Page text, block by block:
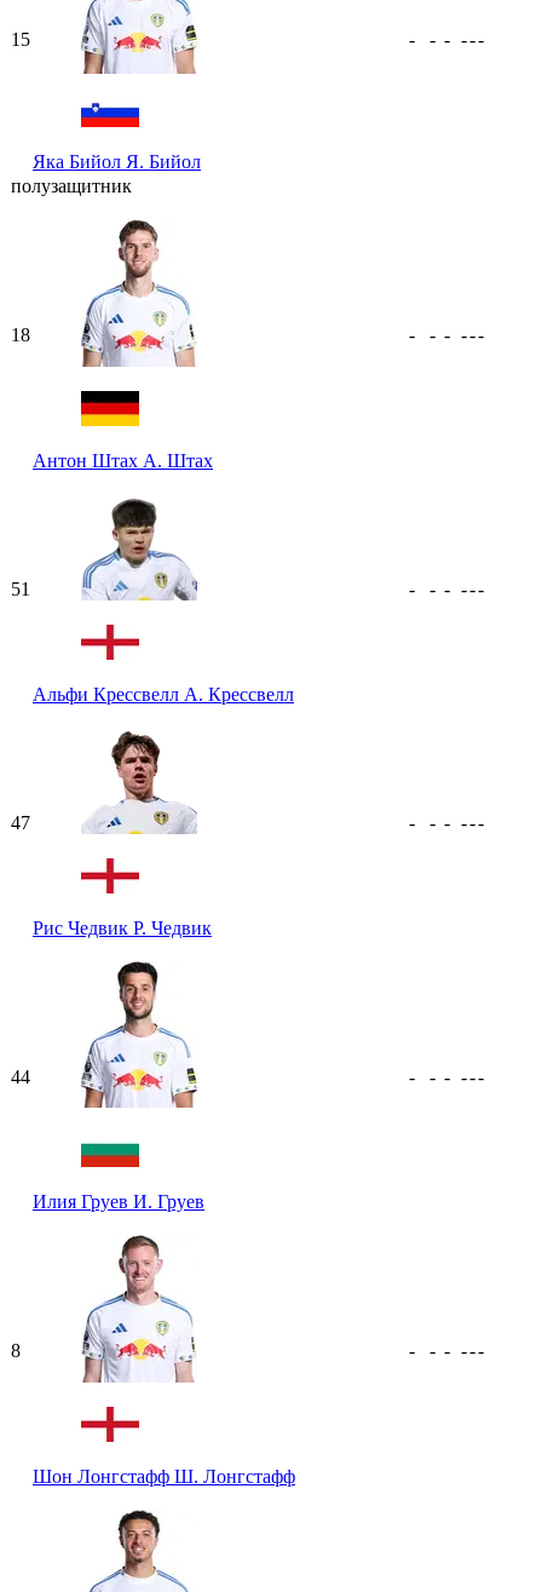
15
Яка Бийол Я. Бийол
- - - ---
полузащитник
18
Антон Штах А. Штах
- - - ---
51
Альфи Крессвелл А. Крессвелл
- - - ---
47
Рис Чедвик Р. Чедвик
- - - ---
44
Илия Груев И. Груев
- - - ---
8
Шон Лонгстафф Ш. Лонгстафф
- - - ---